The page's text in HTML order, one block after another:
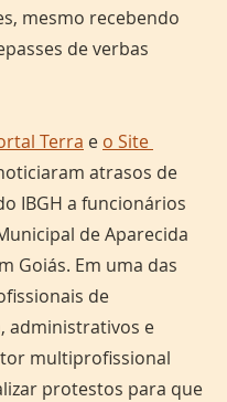
mesmo recebendo
de verbas
Terra e o Site
atrasos de
IBGH a funcionários
de Aparecida
Goiás. Em uma das
de
administrativos e
multiprofissional
protestos para que